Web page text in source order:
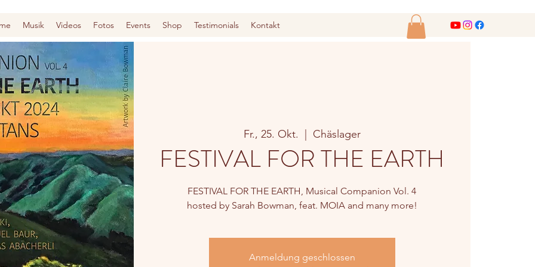
Musik Videos Fotos Events Shop Testimonials Kontakt
Fr., 25. Okt. Chäslager
FESTIVAL FOR THE EARTH
FESTIVAL FOR THE EARTH, Musical Companion Vol. 4
hosted by Sarah Bowman, feat. MOIA and many more!
Anmeldung geschlossen